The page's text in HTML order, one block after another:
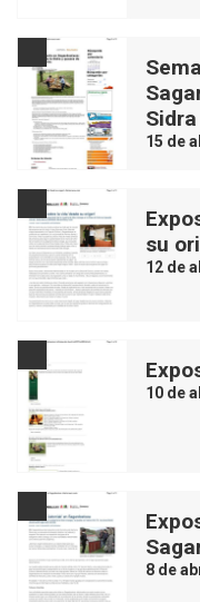
15 de
su
12 de
10 de
8 de